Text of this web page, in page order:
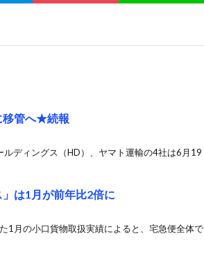
移管へ★続報
ディングス（HD）、ヤマト運輸の4社は6月19
は1月が前年比2倍に
1月の小口貨物取扱実績によると、宅急便全体で